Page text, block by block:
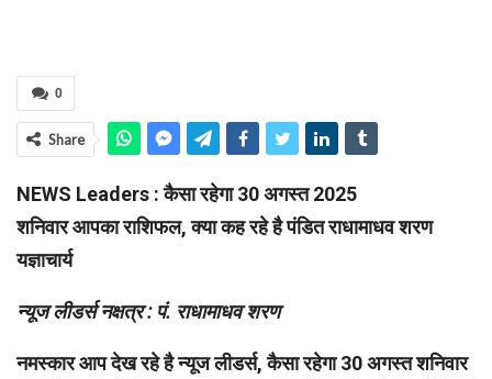
0
Share
NEWS Leaders : कैसा रहेगा 30 अगस्त 2025
शनिवार आपका राशिफल, क्या कह रहे है पंडित राधामाधव शरण
यज्ञाचार्य
न्यूज लीडर्स नक्षत्र : पं. राधामाधव शरण
नमस्कार आप देख रहे है न्यूज लीडर्स, कैसा रहेगा 30 अगस्त शनिवार